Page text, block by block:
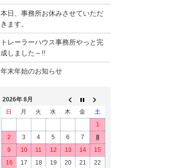
本日、事務所お休みさせていただ
きます。
トレーラーハウス事務所やっと完
成しました～!!
年末年始のお知らせ
2026年 8月
日
月 火 水 木 金
土
1
2
3 4 5 6 7
8
9
10 11 12 13 14
15
16
17 18 19 20 21 22